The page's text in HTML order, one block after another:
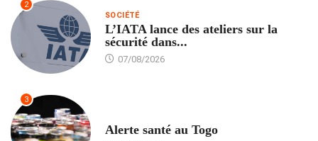
2
SOCIÉTÉ
L’IATA lance des ateliers sur la
sécurité dans...
07/08/2026
3
Alerte santé au Togo